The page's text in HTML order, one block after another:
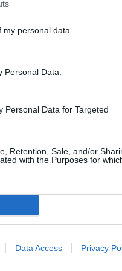
personal data.
Data.
Personal Data for Targeted
Retention, Sale, and/or
with the Purposes for
Data Access Privacy
prenotata
è un accogliente albergo 3 stelle
Di proprietà della famiglia
Hotel San Giusto
Hotel San Giusto è un
dell'Istria, in prossimità del
e a...